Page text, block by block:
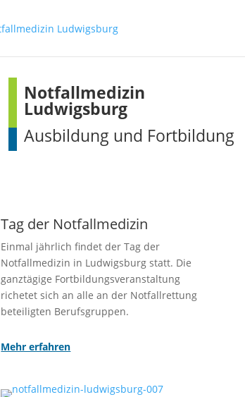
Notfallmedizin
Ludwigsburg
Ausbildung und Fortbildung
Tag der Notfallmedizin
Einmal jährlich findet der Tag der
Notfallmedizin in Ludwigsburg statt. Die
ganztägige Fortbildungsveranstaltung
richetet sich an alle an der Notfallrettung
beteiligten Berufsgruppen.
Mehr erfahren